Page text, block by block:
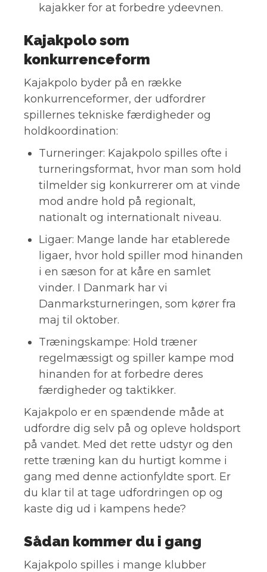
kajakker for at forbedre ydeevnen.
Kajakpolo som
konkurrenceform
Kajakpolo byder på en række
konkurrenceformer, der udfordrer
spillernes tekniske færdigheder og
holdkoordination:
Turneringer: Kajakpolo spilles ofte i
turneringsformat, hvor man som hold
tilmelder sig konkurrerer om at vinde
mod andre hold på regionalt,
nationalt og internationalt niveau.
Ligaer: Mange lande har etablerede
ligaer, hvor hold spiller mod hinanden
i en sæson for at kåre en samlet
vinder. I Danmark har vi
Danmarksturneringen, som kører fra
maj til oktober.
Træningskampe: Hold træner
regelmæssigt og spiller kampe mod
hinanden for at forbedre deres
færdigheder og taktikker.
Kajakpolo er en spændende måde at
udfordre dig selv på og opleve holdsport
på vandet. Med det rette udstyr og den
rette træning kan du hurtigt komme i
gang med denne actionfyldte sport. Er
du klar til at tage udfordringen op og
kaste dig ud i kampens hede?
Sådan kommer du i gang
Kajakpolo spilles i mange klubber